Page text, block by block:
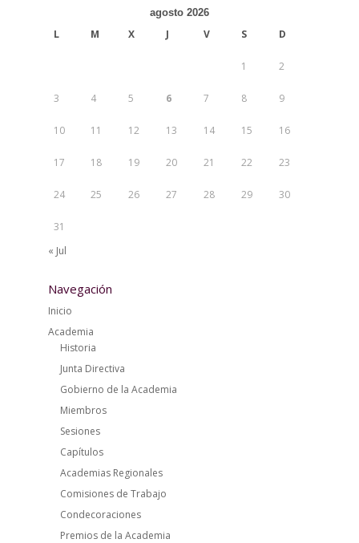
agosto 2026
L M X J V S D
1 2
3 4 5 6 7 8 9
10 11 12 13 14 15 16
17 18 19 20 21 22 23
24 25 26 27 28 29 30
31
« Jul
Navegación
Inicio
Academia
Historia
Junta Directiva
Gobierno de la Academia
Miembros
Sesiones
Capítulos
Academias Regionales
Comisiones de Trabajo
Condecoraciones
Premios de la Academia